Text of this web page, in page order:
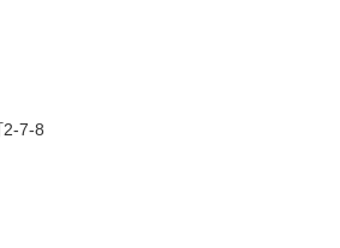
2-7-8